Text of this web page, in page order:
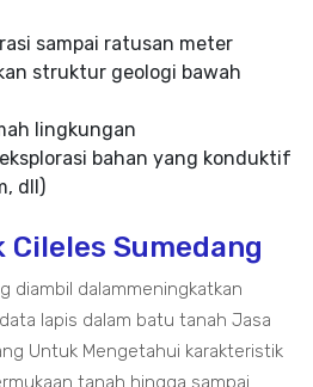
sampai ratusan meter
struktur geologi bawah
lingkungan
bahan yang konduktif
dll)
Sumedang
diambil dalammeningkatkan
lapis dalam batu tanah Jasa
Untuk Mengetahui karakteristik
tanah hingga sampai